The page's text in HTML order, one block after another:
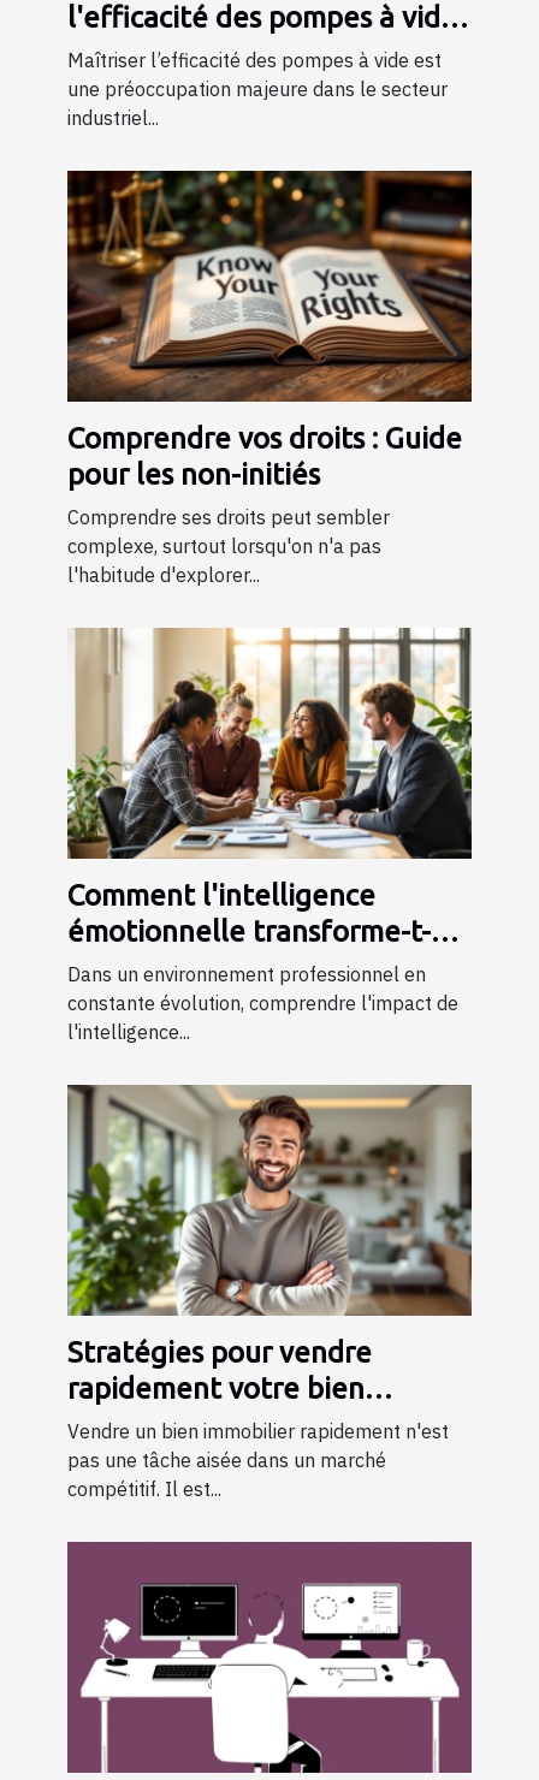
l'efficacité des pompes à vide
dans l'industrie ?
Maîtriser l’efficacité des pompes à vide est
une préoccupation majeure dans le secteur
industriel...
Comprendre vos droits : Guide
pour les non-initiés
Comprendre ses droits peut sembler
complexe, surtout lorsqu'on n'a pas
l'habitude d'explorer...
Comment l'intelligence
émotionnelle transforme-t-
elle les dynamiques de travail
?
Dans un environnement professionnel en
constante évolution, comprendre l'impact de
l'intelligence...
Stratégies pour vendre
rapidement votre bien
immobilier
Vendre un bien immobilier rapidement n'est
pas une tâche aisée dans un marché
compétitif. Il est...